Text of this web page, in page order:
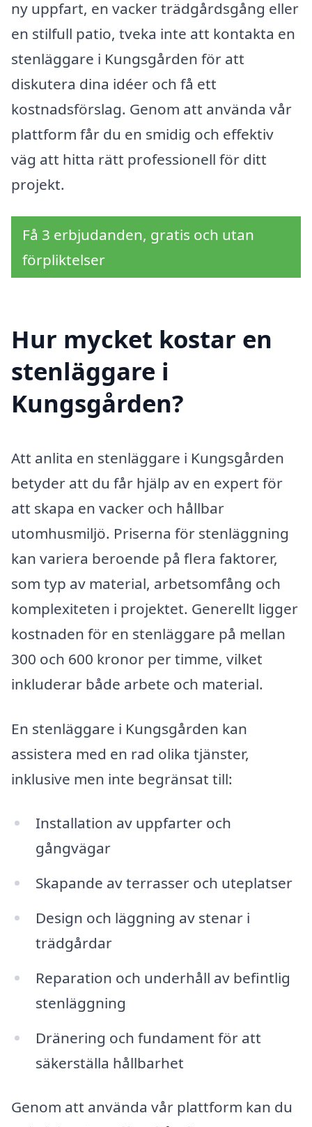
ny uppfart, en vacker trädgårdsgång eller
en stilfull patio, tveka inte att kontakta en
stenläggare i Kungsgården för att
diskutera dina idéer och få ett
kostnadsförslag. Genom att använda vår
plattform får du en smidig och effektiv
väg att hitta rätt professionell för ditt
projekt.
Få 3 erbjudanden, gratis och utan
förpliktelser
Hur mycket kostar en
stenläggare i
Kungsgården?
Att anlita en stenläggare i Kungsgården
betyder att du får hjälp av en expert för
att skapa en vacker och hållbar
utomhusmiljö. Priserna för stenläggning
kan variera beroende på flera faktorer,
som typ av material, arbetsomfång och
komplexiteten i projektet. Generellt ligger
kostnaden för en stenläggare på mellan
300 och 600 kronor per timme, vilket
inkluderar både arbete och material.
En stenläggare i Kungsgården kan
assistera med en rad olika tjänster,
inklusive men inte begränsat till:
Installation av uppfarter och
gångvägar
Skapande av terrasser och uteplatser
Design och läggning av stenar i
trädgårdar
Reparation och underhåll av befintlig
stenläggning
Dränering och fundament för att
säkerställa hållbarhet
Genom att använda vår plattform kan du